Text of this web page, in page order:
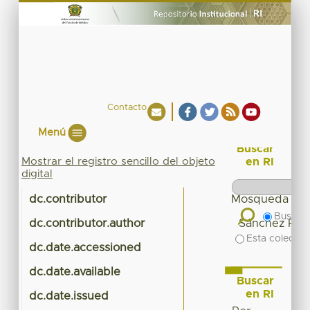
Contacto
Menú
Mostrar el registro sencillo del objeto
digital
dc.contributor Mosqueda
dc.contributor.author Sánchez
dc.date.accessioned
dc.date.available
dc.date.issued
Buscar
en RI
Buscar
Esta
Buscar
en RI